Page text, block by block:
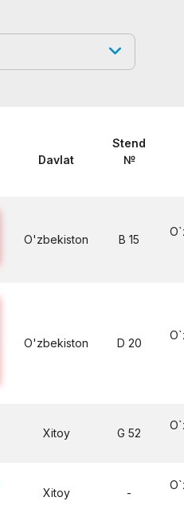
Davlat
Stend
№
O'zbekiston B 15
O'zbekiston D 20
Xitoy G 52
Xitoy -